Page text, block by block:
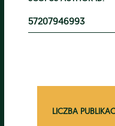
57207946993
LICZBA